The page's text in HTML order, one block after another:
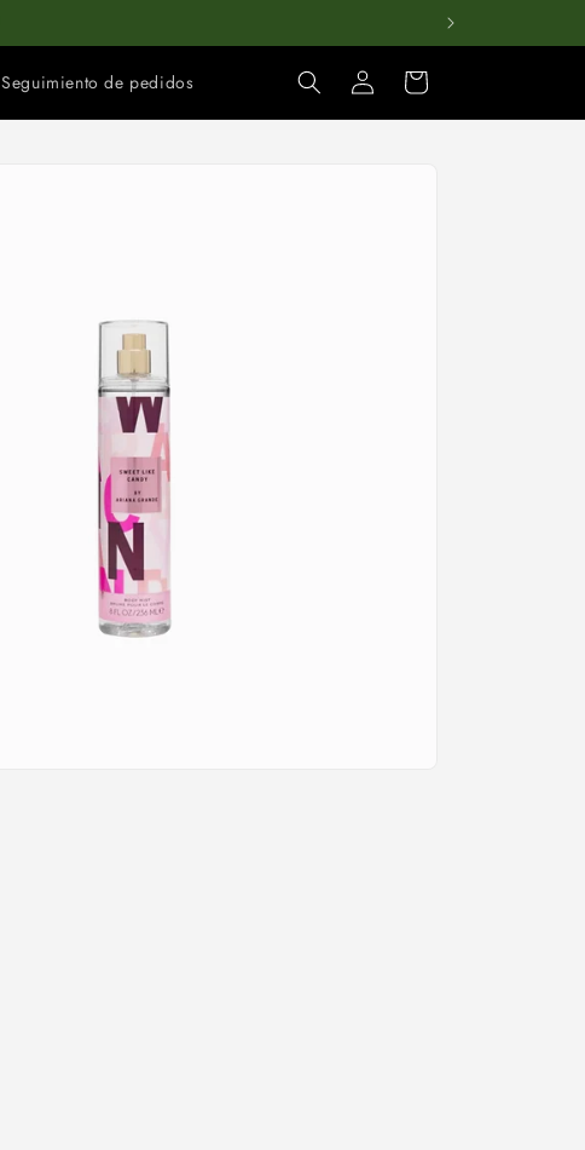
Seguimiento de pedidos
Iniciar
sesión
Carrito